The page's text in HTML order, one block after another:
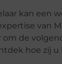
kan een
van
om de
hoe zij